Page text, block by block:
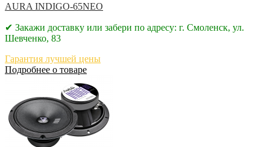
AURA INDIGO-65NEO
✔ Закажи доставку или забери по адресу: г. Смоленск, ул.
Шевченко, 83
Гарантия лучшей цены
Подробнее о товаре